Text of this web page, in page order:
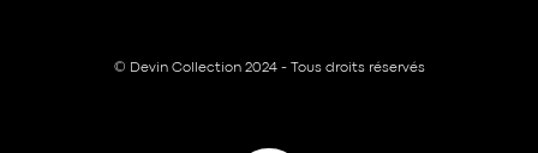
© Devin Collection 2024 - Tous droits réservés